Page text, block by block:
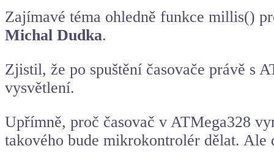
Zajímavé téma ohledně funkce millis()
Michal Dudka.
Zjistil, že po spuštění časovače právě s
vysvětlení.
Upřímně, proč časovač v ATMega328
takového bude mikrokontrolér dělat.